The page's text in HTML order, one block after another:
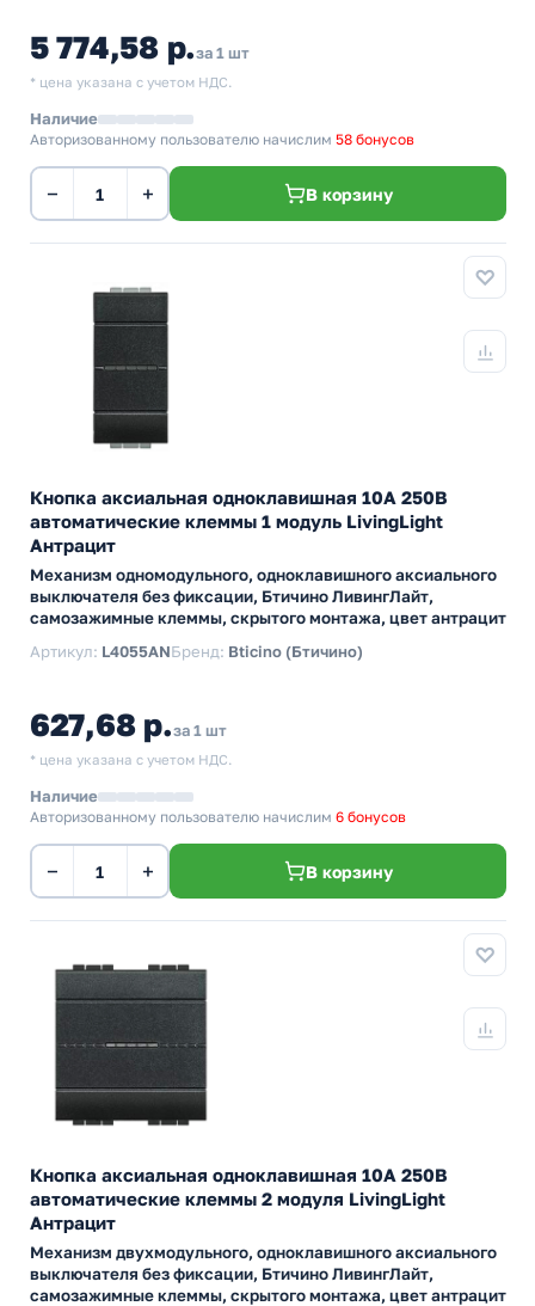
5 774,58 р.за 1 шт
* цена указана с учетом НДС.
Наличие
Авторизованному пользователю начислим 58 бонусов
− + В корзину
Кнопка аксиальная одноклавишная 10А 250В
автоматические клеммы 1 модуль LivingLight
Антрацит
Механизм одномодульного, одноклавишного аксиального
выключателя без фиксации, Бтичино ЛивингЛайт,
самозажимные клеммы, скрытого монтажа, цвет антрацит
Артикул: L4055ANБренд: Bticino (Бтичино)
627,68 р.за 1 шт
* цена указана с учетом НДС.
Наличие
Авторизованному пользователю начислим 6 бонусов
− + В корзину
Кнопка аксиальная одноклавишная 10А 250В
автоматические клеммы 2 модуля LivingLight
Антрацит
Механизм двухмодульного, одноклавишного аксиального
выключателя без фиксации, Бтичино ЛивингЛайт,
самозажимные клеммы, скрытого монтажа, цвет антрацит